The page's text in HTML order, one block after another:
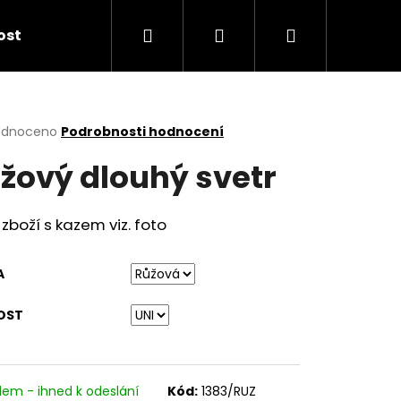
Hledat PřihlášeníNákupní
Podrobnosti hodnocení
dlouhý svetr
s kazem viz. foto
- ihned k odeslání Kód: 1383/RUZ